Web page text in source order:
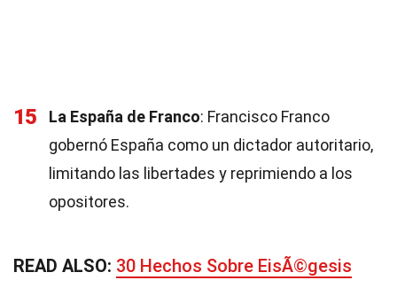
15 La España de Franco: Francisco Franco
gobernó España como un dictador autoritario,
limitando las libertades y reprimiendo a los
opositores.
READ ALSO: 30 Hechos Sobre EisÃ©gesis